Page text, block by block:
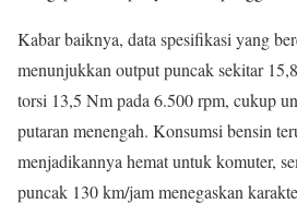
Kabar baiknya, data spesifikasi yang
menunjukkan output puncak sekitar
torsi 13,5 Nm pada 6.500 rpm, cukup
putaran menengah. Konsumsi bensin
menjadikannya hemat untuk komuter,
puncak 130 km/jam menegaskan